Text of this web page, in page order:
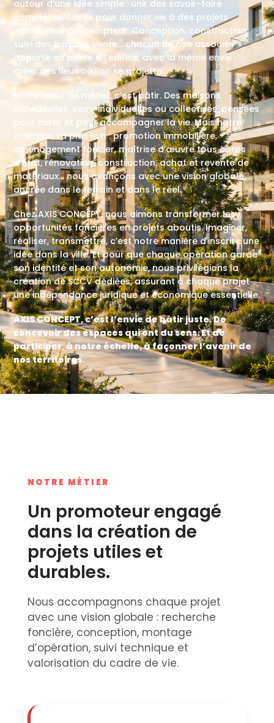
autour d’une idée simple : unir des savoir-faire
complémentaires pour donner vie à des projets
immobiliers qui comptent. Conception, construction,
suivi des travaux, vente… chacun de nos associés
apporte sa pierre à l’édifice, avec la même envie :
créer des lieux où l’on se projette.
Notre cœur de métier, c’est bâtir. Des maisons
individuelles, semi-individuelles ou collectives, pensées
pour durer et pour accompagner la vie. Mais notre
ambition va plus loin : promotion immobilière,
aménagement foncier, maîtrise d’œuvre tous corps
d’état, rénovation, construction, achat et revente de
matériaux… nous avançons avec une vision globale,
ancrée dans le terrain et dans le réel.
Chez AXIS CONCEPT, nous aimons transformer les
opportunités foncières en projets aboutis. Imaginer,
réaliser, transmettre, c’est notre manière d’inscrire une
idée dans la ville. Et pour que chaque opération garde
son identité et son autonomie, nous privilégions la
création de SCCV dédiées, assurant à chaque projet
une indépendance juridique et économique essentielle.
AXIS CONCEPT, c’est l’envie de bâtir juste. De
concevoir des espaces qui ont du sens. Et de
participer, à notre échelle, à façonner l’avenir de
nos territoires.
NOTRE MÉTIER
Un promoteur engagé
dans la création de
projets utiles et
durables.
Nous accompagnons chaque projet
avec une vision globale : recherche
foncière, conception, montage
d’opération, suivi technique et
valorisation du cadre de vie.